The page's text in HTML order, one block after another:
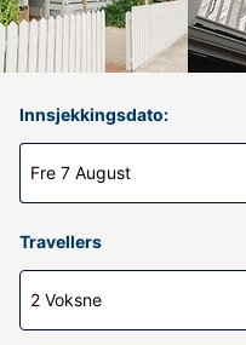
Innsjekkingsdato:
Fre 7 August
Travellers
2 Voksne